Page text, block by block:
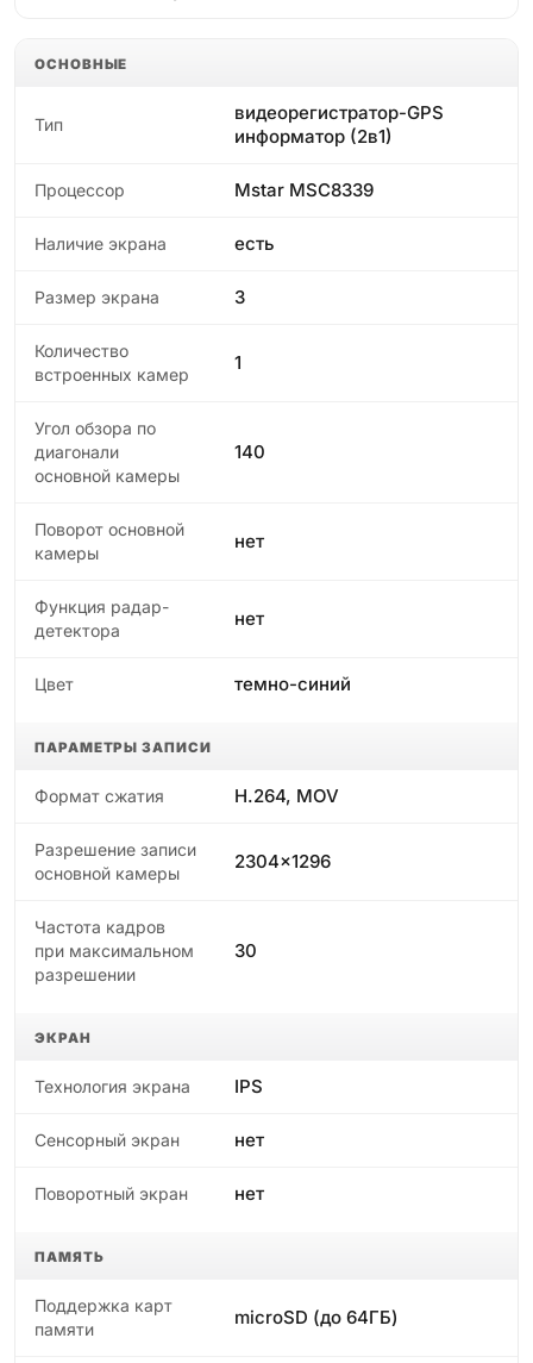
ОСНОВНЫЕ
Тип
видеорегистратор-GPS
информатор (2в1)
Процессор Mstar MSC8339
Наличие экрана есть
Размер экрана 3
Количество
встроенных камер
1
Угол обзора по
диагонали
основной камеры
140
Поворот основной
камеры
нет
Функция радар-
детектора
нет
Цвет темно-синий
ПАРАМЕТРЫ ЗАПИСИ
Формат сжатия H.264, MOV
Разрешение записи
основной камеры
2304x1296
Частота кадров
при максимальном
разрешении
30
ЭКРАН
Технология экрана IPS
Сенсорный экран нет
Поворотный экран нет
ПАМЯТЬ
Поддержка карт
памяти
microSD (до 64ГБ)